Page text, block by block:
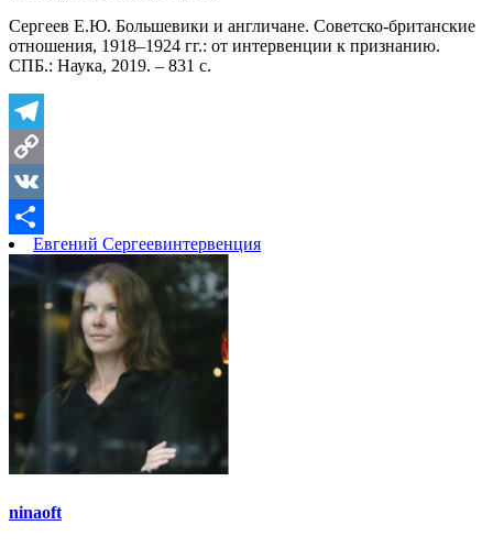
Сергеев Е.Ю. Большевики и англичане. Советско-британские
отношения, 1918–1924 гг.: от интервенции к признанию.
СПБ.: Наука, 2019. – 831 с.
Telegram
Copy
Link
VK
Отправить
Евгений Сергеевинтервенция
ninaoft